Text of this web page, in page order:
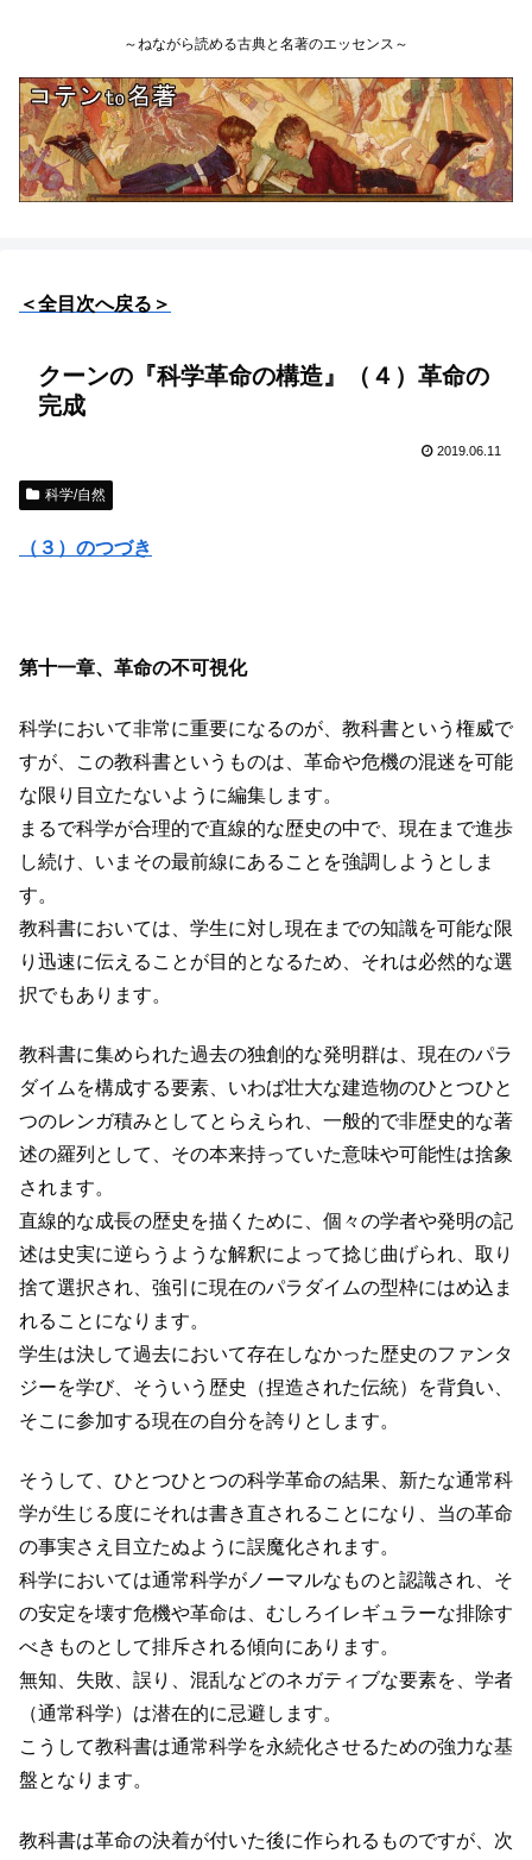
～ねながら読める古典と名著のエッセンス～
＜全目次へ戻る＞
クーンの『科学革命の構造』（４）革命の
完成
2019.06.11
科学/自然
（３）のつづき
第十一章、革命の不可視化
科学において非常に重要になるのが、教科書という権威で
すが、この教科書というものは、革命や危機の混迷を可能
な限り目立たないように編集します。
まるで科学が合理的で直線的な歴史の中で、現在まで進歩
し続け、いまその最前線にあることを強調しようとしま
す。
教科書においては、学生に対し現在までの知識を可能な限
り迅速に伝えることが目的となるため、それは必然的な選
択でもあります。
教科書に集められた過去の独創的な発明群は、現在のパラ
ダイムを構成する要素、いわば壮大な建造物のひとつひと
つのレンガ積みとしてとらえられ、一般的で非歴史的な著
述の羅列として、その本来持っていた意味や可能性は捨象
されます。
直線的な成長の歴史を描くために、個々の学者や発明の記
述は史実に逆らうような解釈によって捻じ曲げられ、取り
捨て選択され、強引に現在のパラダイムの型枠にはめ込ま
れることになります。
学生は決して過去において存在しなかった歴史のファンタ
ジーを学び、そういう歴史（捏造された伝統）を背負い、
そこに参加する現在の自分を誇りとします。
そうして、ひとつひとつの科学革命の結果、新たな通常科
学が生じる度にそれは書き直されることになり、当の革命
の事実さえ目立たぬように誤魔化されます。
科学においては通常科学がノーマルなものと認識され、そ
の安定を壊す危機や革命は、むしろイレギュラーな排除す
べきものとして排斥される傾向にあります。
無知、失敗、誤り、混乱などのネガティブな要素を、学者
（通常科学）は潜在的に忌避します。
こうして教科書は通常科学を永続化させるための強力な基
盤となります。
教科書は革命の決着が付いた後に作られるものですが、次